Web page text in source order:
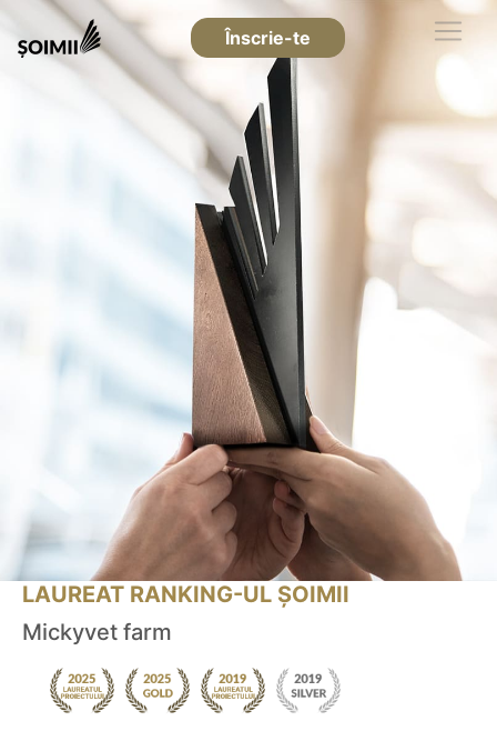
Înscrie-te
LAUREAT RANKING-UL ȘOIMII
Mickyvet farm